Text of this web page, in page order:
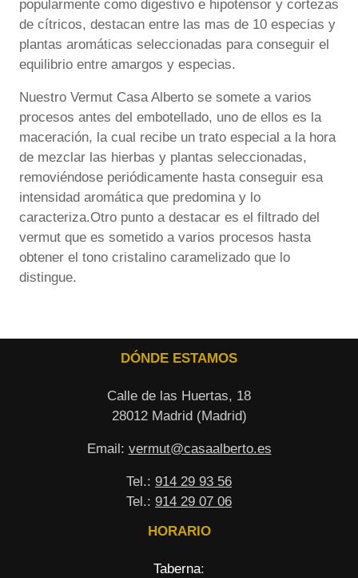
popularmente como digestivo e hipotensor y cortezas
de cítricos, destacan entre las mas de 10 especias y
plantas aromáticas seleccionadas para conseguir el
equilibrio entre amargos y especias.
Nuestro Vermut Casa Alberto se somete a varios
procesos antes del embotellado, uno de ellos es la
maceración, la cual recibe un trato especial a la hora
de mezclar las hierbas y plantas seleccionadas,
removiéndose periódicamente hasta conseguir esa
intensidad aromática que predomina y lo
caracteriza.Otro punto a destacar es el filtrado del
vermut que es sometido a varios procesos hasta
obtener el tono cristalino caramelizado que lo
distingue.
DÓNDE ESTAMOS
Calle de las Huertas, 18
28012 Madrid (Madrid)
Email: vermut@casaalberto.es
Tel.: 914 29 93 56
Tel.: 914 29 07 06
HORARIO
Taberna: